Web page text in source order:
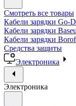
Смотреть все товары
Кабели зарядки Go-
Кабели зарядки
Кабели зарядки
Средства защиты
Электроника
Электроника